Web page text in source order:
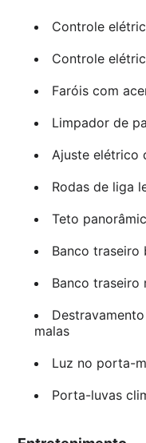
Controle
Controle
Faróis com
Limpador de
Ajuste elétrico
Rodas de liga
Teto
Banco traseiro
Banco traseiro
malas
Luz no porta-
Porta-luvas